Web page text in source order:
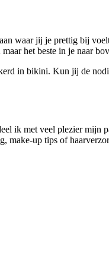
waar jij je prettig bij
het beste in je naar
in bikini. Kun jij de
ik met veel plezier mijn
make-up tips of